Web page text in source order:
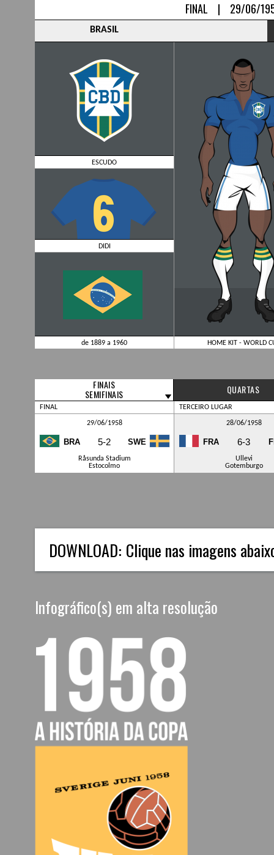
FINAL | 29/06/
BRASIL
ESCUDO
DIDI
de 1889 a 1960 HOME KIT - WORLD
FINAIS
SEMIFINAIS QUARTAS
FINAL TERCEIRO LUGAR
29/06/1958
BRA 5-2 SWE
Råsunda Stadium
Estocolmo
28/06/1958
FRA 6-3
Ullevi
Gotemburgo
DOWNLOAD: Clique nas imagens
Infográfico(s) em alta resolução